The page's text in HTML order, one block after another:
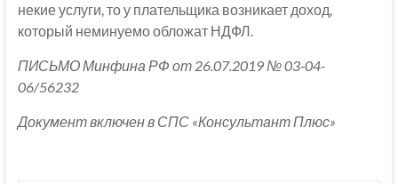
некие услуги, то у плательщика возникает доход,
который неминуемо обложат НДФЛ.
ПИСЬМО Минфина РФ от 26.07.2019 № 03-04-
06/56232
Документ включен в СПС «Консультант Плюс»